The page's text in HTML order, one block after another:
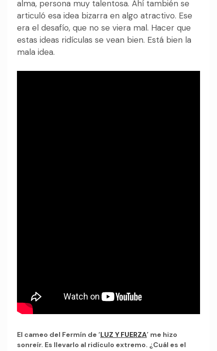
alma, persona muy talentosa. Ahí también se
articuló esa idea bizarra en algo atractivo. Ese
era el desafío, que no se viera mal. Hacer que
estas ideas ridículas se vean bien. Está bien la
mala idea.
El cameo del Fermín de ‘LUZ Y FUERZA’ me hizo
sonreír. Es llevarlo al ridículo extremo. ¿Cuál es el